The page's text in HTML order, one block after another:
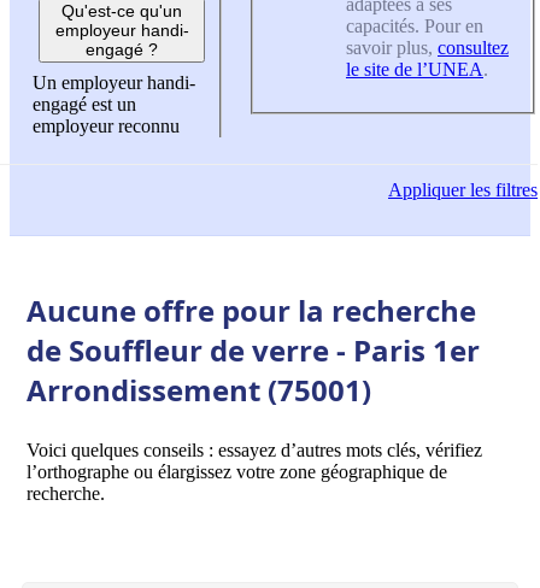
Qu'est-ce qu'un
employeur handi-
engagé ?
Un employeur handi-
engagé est un
employeur reconnu
capacités. Pour en
savoir plus, consultez
le site de l’UNEA.
Appliquerles filtres
Aucune offre pour la recherche
de Souffleur de verre - Paris 1er
Arrondissement (75001)
Voici quelques conseils : essayez d’autres mots clés, vérifiez
l’orthographe ou élargissez votre zone géographique de
recherche.